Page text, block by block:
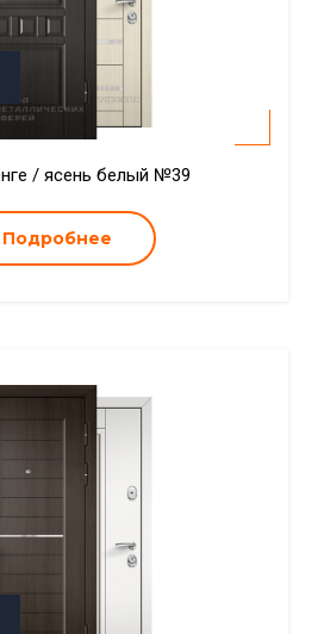
/ ясень белый №39
Подробнее